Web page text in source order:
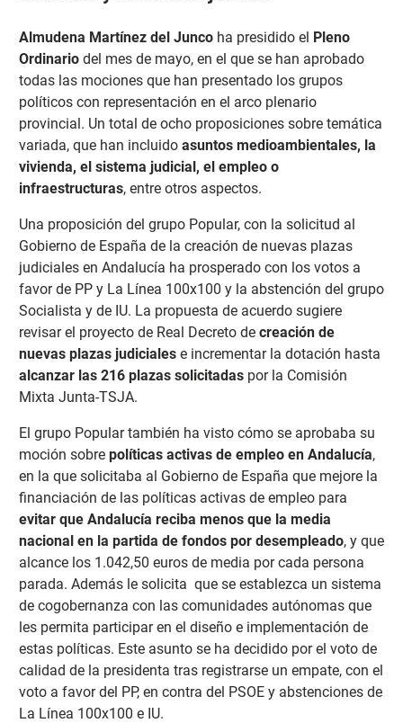
Almudena Martínez del Junco ha presidido el Pleno
Ordinariodel mes de mayo, en el que se han aprobado
todas las mociones que han presentado los grupos
políticos con representación en el arco plenario
provincial. Un total de ocho proposiciones sobre temática
variada, que han incluido asuntos medioambientales, la
vivienda, el sistema judicial, el empleo o
infraestructuras, entre otros aspectos.
Una proposición del grupo Popular, con la solicitud al
Gobierno de España de la creación de nuevas plazas
judiciales en Andalucía ha prosperado con los votos a
favor de PP y La Línea 100x100 y la abstención del grupo
Socialista y de IU. La propuesta de acuerdo sugiere
revisar el proyecto de Real Decreto de creación de
nuevas plazas judicialese incrementar la dotación hasta
alcanzar las 216 plazas solicitadaspor la Comisión
Mixta Junta-TSJA.
El grupo Popular también ha visto cómo se aprobaba su
moción sobre políticas activas de empleo en Andalucía,
en la que solicitaba al Gobierno de España que mejore la
financiación de las políticas activas de empleo para
evitar que Andalucía reciba menos que la media
nacional en la partida de fondos por desempleado, y que
alcance los 1.042,50 euros de media por cada persona
parada. Además le solicita que se establezca un sistema
de cogobernanza con las comunidades autónomas que
les permita participar en el diseño e implementación de
estas políticas. Este asunto se ha decidido por el voto de
calidad de la presidenta tras registrarse un empate, con el
voto a favor del PP, en contra del PSOE y abstenciones de
La Línea 100x100 e IU.